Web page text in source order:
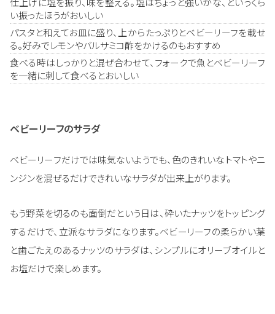
い振ったほうがおいしい
パスタと和えてお皿に盛り、上からたっぷりとベビーリーフを載せ
る。好みでレモンやバルサミコ酢をかけるのもおすすめ
食べる時はしっかりと混ぜ合わせて、フォークで魚とベビーリーフ
を一緒に刺して食べるとおいしい
ベビーリーフのサラダ
ベビーリーフだけでは味気ないようでも、色のきれいなトマトやニ
ンジンを混ぜるだけできれいなサラダが出来上がります。
もう野菜を切るのも面倒だという日は、砕いたナッツをトッピング
するだけで、立派なサラダになります。ベビーリーフの柔らかい葉
と歯ごたえのあるナッツのサラダは、シンプルにオリーブオイルと
お塩だけで楽しめます。